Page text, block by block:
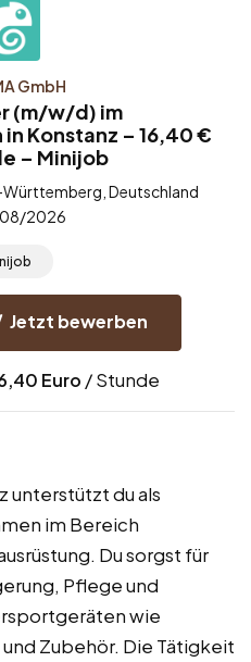
GmbH
(m/w/d) im
Konstanz – 16,40 €
– Minijob
Deutschland
2026
Jetzt bewerben
Euro / Stunde
unterstützt du als
im Bereich
Du sorgst für
Pflege und
wie
Zubehör. Die Tätigkeit